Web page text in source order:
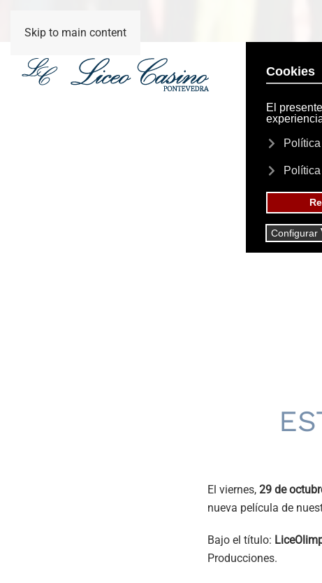
Skip to main content
El viernes, 29 de
nueva película de
Bajo el título:
Producciones.